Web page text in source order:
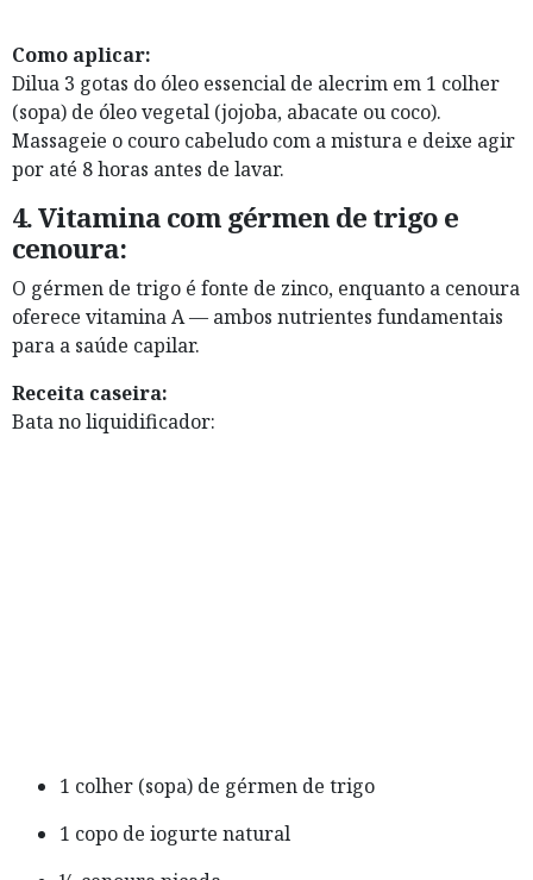
Como aplicar:
Dilua 3 gotas do óleo essencial de alecrim em 1 colher
(sopa) de óleo vegetal (jojoba, abacate ou coco).
Massageie o couro cabeludo com a mistura e deixe agir
por até 8 horas antes de lavar.
4.Vitamina com gérmen de trigo e
cenoura:
O gérmen de trigo é fonte de zinco, enquanto a cenoura
oferece vitamina A — ambos nutrientes fundamentais
para a saúde capilar.
Receita caseira:
Bata no liquidificador:
1 colher (sopa) de gérmen de trigo
1 copo de iogurte natural